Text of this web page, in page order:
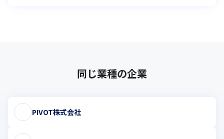
同じ業種の企業
PIVOT株式会社